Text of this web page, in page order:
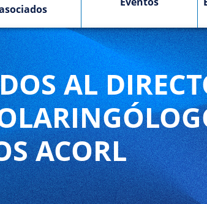
AL
ACORL